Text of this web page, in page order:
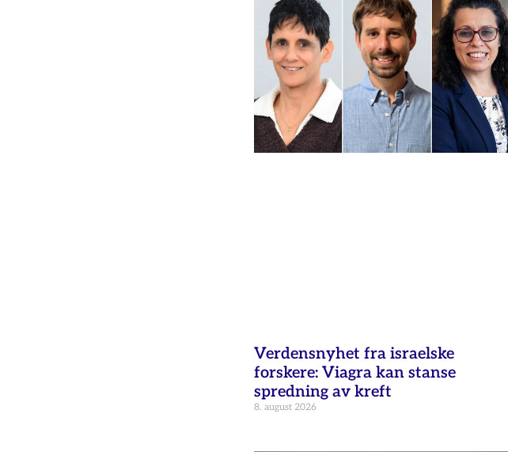
Verdensnyhet fra israelske
forskere: Viagra kan stanse
spredning av kreft
8. august 2026